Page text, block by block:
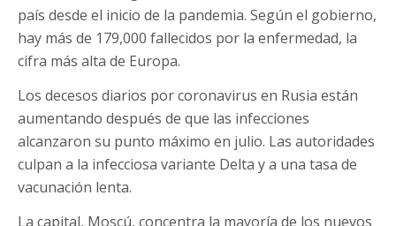
país desde el inicio de la pandemia. Según el gobierno,
hay más de 179,000 fallecidos por la enfermedad, la
cifra más alta de Europa.
Los decesos diarios por coronavirus en Rusia están
aumentando después de que las infecciones
alcanzaron su punto máximo en julio. Las autoridades
culpan a la infecciosa variante Delta y a una tasa de
vacunación lenta.
La capital, Moscú, concentra la mayoría de los nuevos